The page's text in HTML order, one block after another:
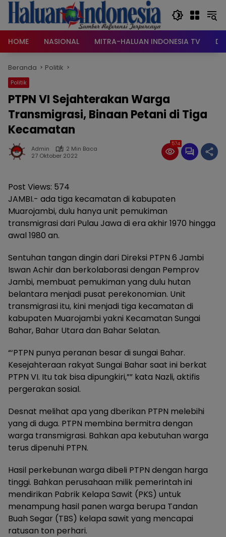
Langsung
konten
HOME
NASIONAL MITRA-HALUAN INDONESIA TV
Beranda Politik
Politik
PTPN VI Sejahterakan Warga
Transmigrasi, Binaan Petani di Tiga
Kecamatan
Admin
2 Min Baca
27 Oktober 2022
574
Post Views: 574
JAMBI.- ada tiga kecamatan di kabupaten
Muarojambi, dulu hanya unit pemukiman
transmigrasi dari Pulau Jawa di era akhir 1970 hingga
awal 1980 an.
Sentuhan tangan dingin dari Direksi PTPN 6 Jambi
Iswan Achir dan berkolaborasi dengan Pemprov
Jambi, membuat pemukiman yang dulu hutan
belantara menjadi pusat perekonomian. Unit
transmigrasi itu, kini menjadi tiga kecamatan di
kabupaten Muarojambi yakni Kecamatan Sungai
Bahar, Bahar Utara dan Bahar Selatan.
“‘PTPN punya peranan besar di sungai Bahar.
Kesejahteraan rakyat Sungai Bahar saat ini berkat
PTPN VI. Itu tak bisa dipungkiri,”” kata Nazli, aktifis
pergerakan sosial.
Desnat melihat apa yang dberikan PTPN melebihi
yang di duga. PTPN membina bermitra dengan
warga transmigrasi. Bahkan apa kebutuhan warga
terus dipenuhi PTPN.
Hasil perkebunan warga dibeli PTPN dengan harga
tinggi. Bahkan perusahaan milik pemerintah ini
mendirikan Pabrik Kelapa Sawit (PKS) untuk
menampung hasil panen warga berupa Tandan
Buah Segar (TBS) kelapa sawit yang mencapai
ratusan ton perhari.